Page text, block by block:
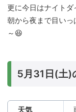
更に今日はナイトダ
朝から夜まで目いっ
～😆
5月31日(土)
天気